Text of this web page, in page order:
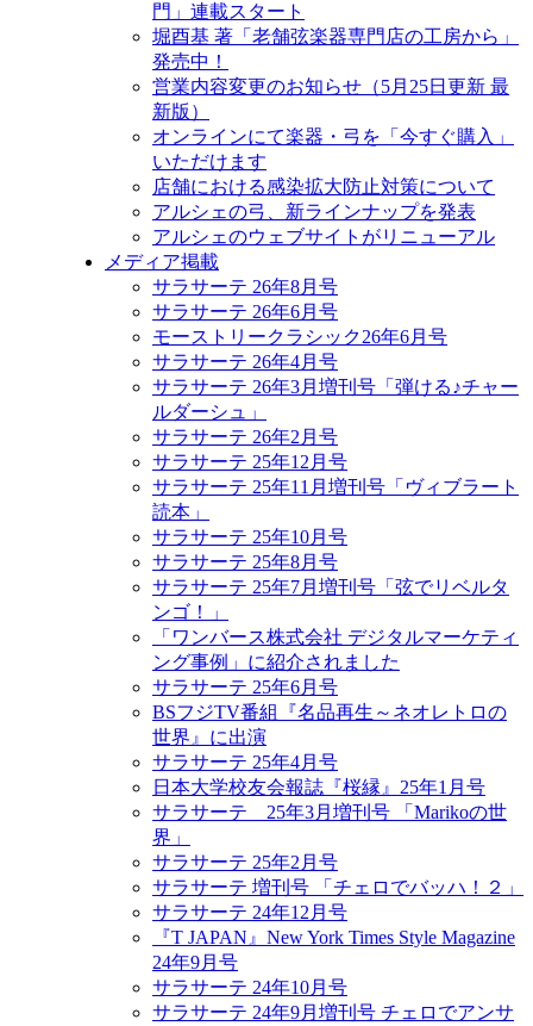
門」連載スタート
堀酉基 著「老舗弦楽器専門店の工房から」
発売中！
営業内容変更のお知らせ（5月25日更新 最
新版）
オンラインにて楽器・弓を「今すぐ購入」
いただけます
店舗における感染拡大防止対策について
アルシェの弓、新ラインナップを発表
アルシェのウェブサイトがリニューアル
メディア掲載
サラサーテ 26年8月号
サラサーテ 26年6月号
モーストリークラシック26年6月号
サラサーテ 26年4月号
サラサーテ 26年3月増刊号「弾ける♪チャー
ルダーシュ」
サラサーテ 26年2月号
サラサーテ 25年12月号
サラサーテ 25年11月増刊号「ヴィブラート
読本」
サラサーテ 25年10月号
サラサーテ 25年8月号
サラサーテ 25年7月増刊号「弦でリベルタ
ンゴ！」
「ワンバース株式会社 デジタルマーケティ
ング事例」に紹介されました
サラサーテ 25年6月号
BSフジTV番組『名品再生～ネオレトロの
世界』に出演
サラサーテ 25年4月号
日本大学校友会報誌『桜縁』25年1月号
サラサーテ 25年3月増刊号 「Marikoの世
界」
サラサーテ 25年2月号
サラサーテ 増刊号 「チェロでバッハ！２」
サラサーテ 24年12月号
『T JAPAN』New York Times Style Magazine
24年9月号
サラサーテ 24年10月号
サラサーテ 24年9月増刊号 チェロでアンサ